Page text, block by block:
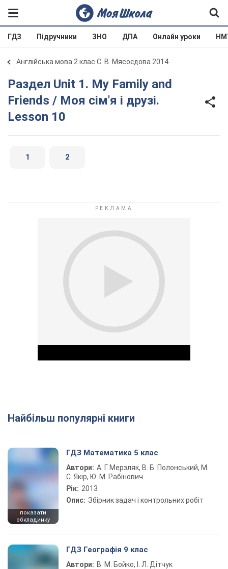
ГДЗ Підручники ЗНО ДПА Онлайн уроки
Англійська мова 2 клас С. В. Мясоєдова 2014
Раздел Unit 1. My Family and
Friends / Моя сім'я і друзі.
Lesson 10
1 2
Play Video
Найбільш популярні книги
показати
обкладинку
ГДЗ Математика 5 клас
Автори: А. Г. Мерзляк, В. Б. Полонський, М.
С. Якір, Ю. М. Рабінович
Рік: 2013
Опис: Збірник задач і контрольних робіт
ГДЗ Географія 9 клас
Автори: В. М. Бойко, І. Л. Дітчук